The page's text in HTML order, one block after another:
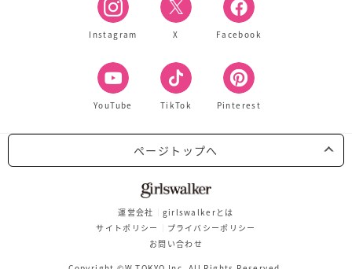
Instagram X Facebook
YouTube TikTok Pinterest
ページトップへ
運営会社
girlswalkerとは
サイトポリシー
プライバシーポリシー
お問い合わせ